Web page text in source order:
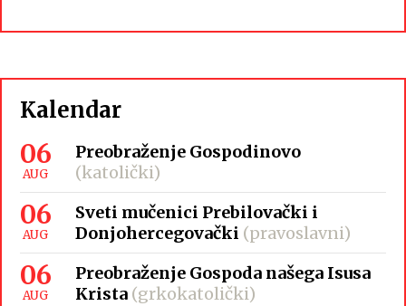
Kalendar
06
AUG
Preobraženje Gospodinovo
(katolički)
06
AUG
Sveti mučenici Prebilovački i
Donjohercegovački (pravoslavni)
06
AUG
Preobraženje Gospoda našega Isusa
Krista (grkokatolički)